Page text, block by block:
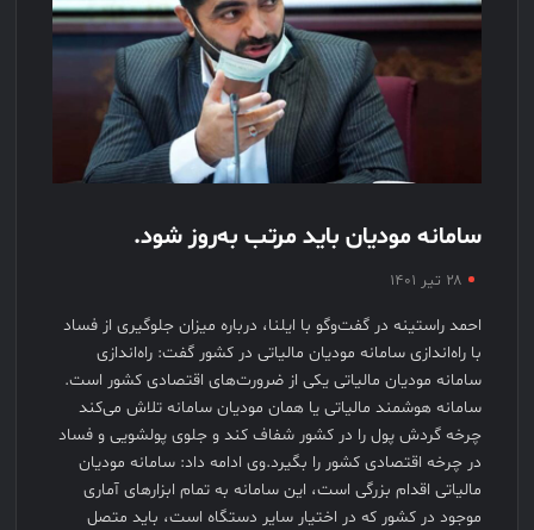
سامانه مودیان باید مرتب به‌روز شود.
۲۸ تیر ۱۴۰۱
احمد راستینه در گفت‌وگو با ایلنا، درباره میزان جلوگیری از فساد
با راه‌اندازی سامانه مودیان مالیاتی در کشور گفت: راه‌اندازی
سامانه مودیان مالیاتی یکی از ضرورت‌های اقتصادی کشور است.
سامانه هوشمند مالیاتی یا همان مودیان سامانه تلاش می‌کند
چرخه گردش پول را در کشور شفاف کند و جلوی پولشویی و فساد
در چرخه اقتصادی کشور را بگیرد.وی ادامه داد: سامانه مودیان
مالیاتی اقدام بزرگی است، این سامانه به تمام ابزارهای آماری
موجود در کشور که در اختیار سایر دستگاه است، باید متصل